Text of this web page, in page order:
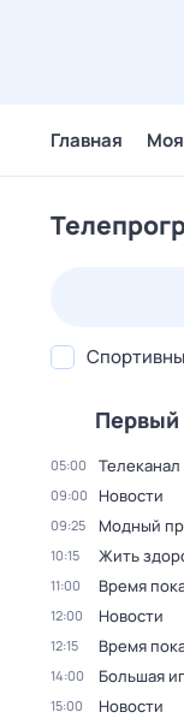
Главная
Первый
05:00
09:00 Новости
09:25 Модный
10:15 Жить
11:00 Время
12:00 Новости
12:15 Время
14:00 Большая
15:00 Новости